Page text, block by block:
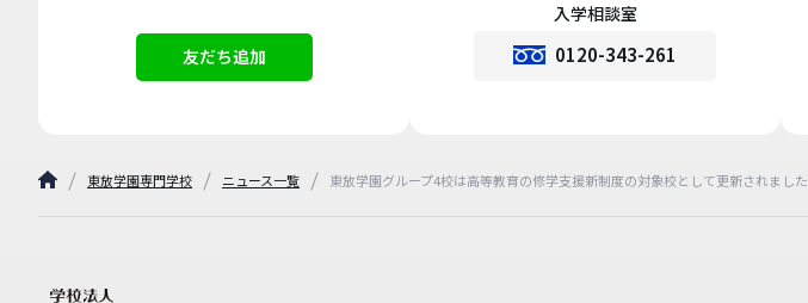
友だち追加
入学相談室
0120-343-261
東放学園専門学校 ニュース一覧 東放学園グループ4校は高等教育の修学支援新制度の対象校として更新されました